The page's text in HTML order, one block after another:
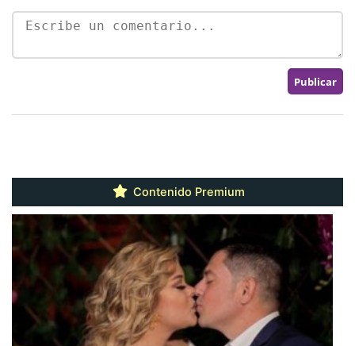
Contenido Premium